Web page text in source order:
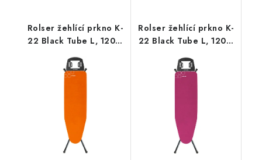
Rolser žehlící prkno K-
22 Black Tube L, 120 x
Rolser žehlící prkno K-
22 Black Tube L, 120 x